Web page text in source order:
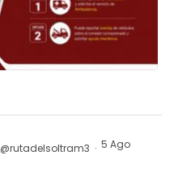
@rutadelsoltram3 · 5 Ago